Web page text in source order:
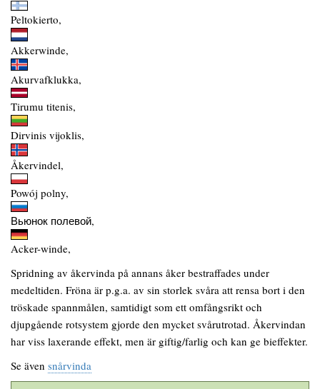
Peltokierto,
Akkerwinde,
Akurvafklukka,
Tirumu titenis,
Dirvinis vijoklis,
Åkervindel,
Powój polny,
Вьюнок полевой,
Acker-winde,
Spridning av åkervinda på annans åker bestraffades under
medeltiden. Fröna är p.g.a. av sin storlek svåra att rensa bort i den
tröskade spannmålen, samtidigt som ett omfångsrikt och
djupgående rotsystem gjorde den mycket svårutrotad. Åkervindan
har viss laxerande effekt, men är giftig/farlig och kan ge bieffekter.
Se även snårvinda